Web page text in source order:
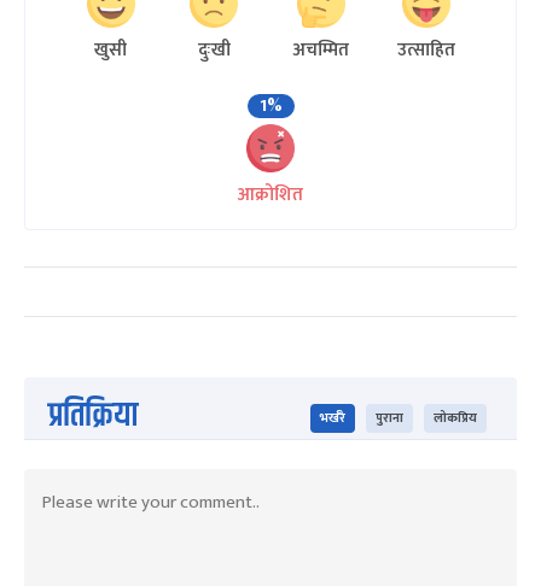
खुसी दुःखी अचम्मित
उत्साहित
1%
आक्रोशित
प्रतिक्रिया भर्खरै पुराना लोकप्रिय